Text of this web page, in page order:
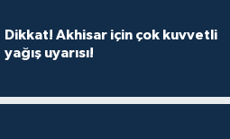
Dikkat! Akhisar için çok kuvvetli
yağış uyarısı!